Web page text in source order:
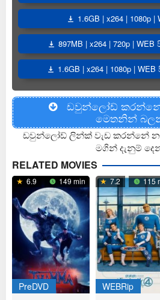
1.6GB | x264 | 1080p
897MB | x264 | 720p |
1.6GB | x264 | 1080p |
ඩවුන්ලෝඩ්
මෙතනින්
ඩවුන්ලෝඩ් ලින්ක් වැඩ කරන්නේ
මගින් දැනුම්
RELATED MOVIES
6.9 149 min
PreDVD
7.2 115
WEBRip